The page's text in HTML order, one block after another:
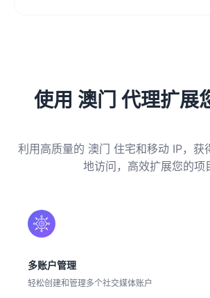
使用 澳门 代理扩展
利用高质量的 澳门 住宅和移动 IP，获
地访问，高效扩展您的项
多账户管理
轻松创建和管理多个社交媒体账户